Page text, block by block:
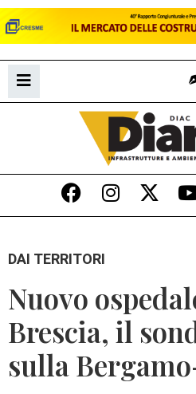
DAI TERRITORI
Nuovo
Brescia, il
sulla